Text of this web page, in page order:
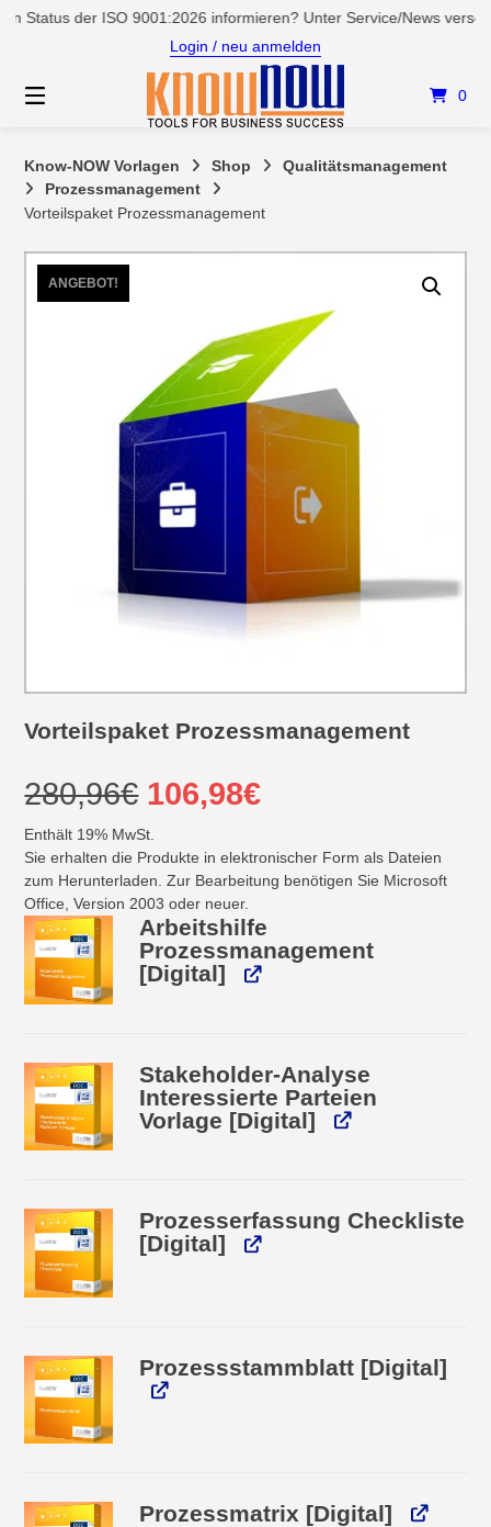
Springen
ISO 9001:2026 informieren? Unter Service/News verschaffen
Login / neu anmelden
0
Know-NOW Vorlagen Shop
Qualitätsmanagement
Prozessmanagement
Vorteilspaket Prozessmanagement
ANGEBOT!
Vorteilspaket Prozessmanagement
280,96€ Ursprünglicher
Preis
war:
280,96€
106,98€Aktueller
ist:
106,98€.
Enthält 19% MwSt.
Sie erhalten die Produkte in elektronischer Form als Dateien
zum Herunterladen. Zur Bearbeitung benötigen Sie Microsoft
Office, Version 2003 oder neuer.
Arbeitshilfe
Prozessmanagement
[Digital]
Stakeholder-Analyse
Interessierte Parteien
Vorlage [Digital]
Prozesserfassung Checkliste
[Digital]
Prozessstammblatt [Digital]
Prozessmatrix [Digital]